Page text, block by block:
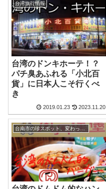
台湾旅行情報
台湾のドンキホーテ！？
パチ臭あふれる「小北百
貨」に日本人こそ行くべ
き
2019.01.23 2023.11.20